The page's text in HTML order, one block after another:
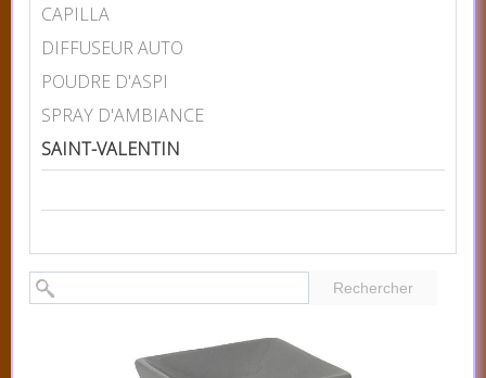
CAPILLA
DIFFUSEUR AUTO
POUDRE D'ASPI
SPRAY D'AMBIANCE
SAINT-VALENTIN
Rechercher